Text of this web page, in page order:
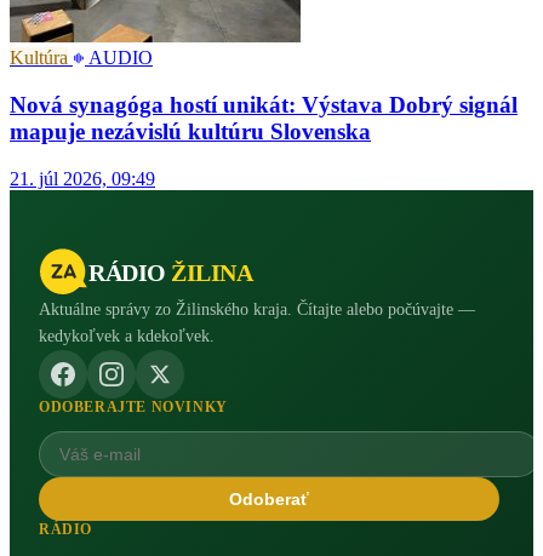
Kultúra AUDIO
Nová synagóga hostí unikát: Výstava Dobrý signál
mapuje nezávislú kultúru Slovenska
21. júl 2026, 09:49
RÁDIO ŽILINA
Aktuálne správy zo Žilinského kraja. Čítajte alebo počúvajte —
kedykoľvek a kdekoľvek.
ODOBERAJTE NOVINKY
Odoberať
RÁDIO